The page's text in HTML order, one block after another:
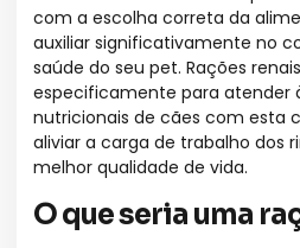
com a escolha correta da
auxiliar significativamente no
saúde do seu pet. Rações
especificamente para atender
nutricionais de cães com esta
aliviar a carga de trabalho dos
melhor qualidade de vida.
O que seria uma